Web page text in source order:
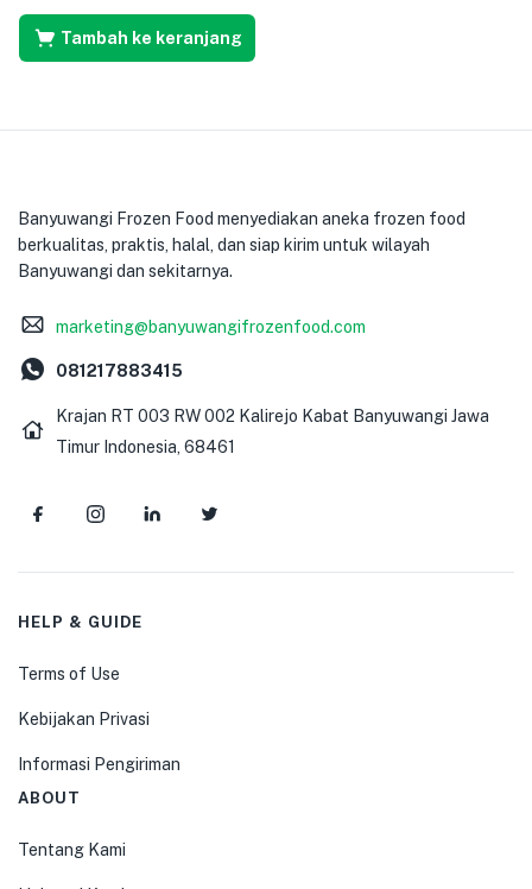
Tambah ke keranjang
Banyuwangi Frozen Food menyediakan aneka frozen food
berkualitas, praktis, halal, dan siap kirim untuk wilayah
Banyuwangi dan sekitarnya.
marketing@banyuwangifrozenfood.com
081217883415
Krajan RT 003 RW 002 Kalirejo Kabat Banyuwangi Jawa
Timur Indonesia, 68461
HELP & GUIDE
Terms of Use
Kebijakan Privasi
Informasi Pengiriman
ABOUT
Tentang Kami